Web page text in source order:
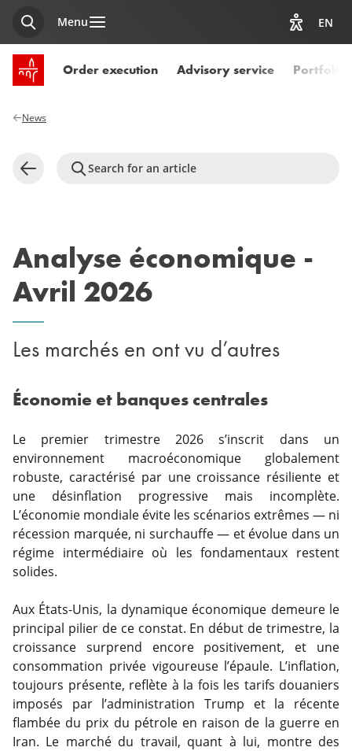
SearchMenu ViewEN
SPUERKEESS home
Order execution Advisory service Portfolio
News
Back Search for an article
Analyse économique -
Avril 2026
Les marchés en ont vu d’autres
Économie et banques centrales
Le premier trimestre 2026 s’inscrit dans un
environnement macroéconomique globalement
robuste, caractérisé par une croissance résiliente et
une désinflation progressive mais incomplète.
L’économie mondiale évite les scénarios extrêmes — ni
récession marquée, ni surchauffe — et évolue dans un
régime intermédiaire où les fondamentaux restent
solides.
Aux États-Unis, la dynamique économique demeure le
principal pilier de ce constat. En début de trimestre, la
croissance surprend encore positivement, et une
consommation privée vigoureuse l’épaule. L’inflation,
toujours présente, reflète à la fois les tarifs douaniers
imposés par l’administration Trump et la récente
flambée du prix du pétrole en raison de la guerre en
Iran. Le marché du travail, quant à lui, montre des